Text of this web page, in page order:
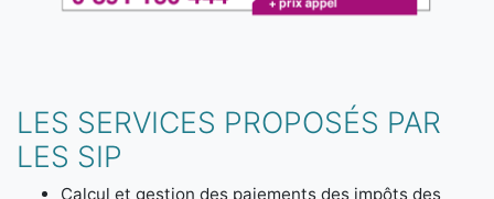
LES SERVICES PROPOSÉS PAR
LES SIP
Calcul et gestion des paiements des impôts des